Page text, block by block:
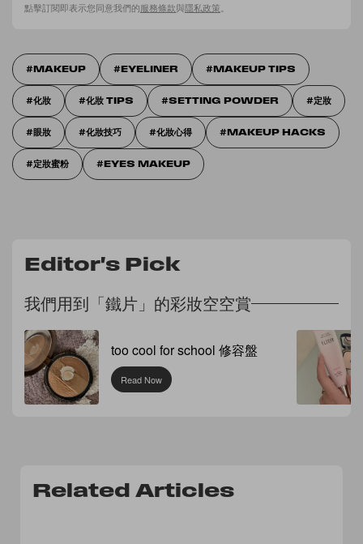
點擊訂閱即表示您同意我們的服務條款與隱私政策
MAKEUP EYELINER MAKEUP TIPS
化妝 化妝 TIPS SETTING POWDER 定妝
眼妝 化妝技巧 化妝心得 MAKEUP HACKS
定妝蜜粉 EYES MAKEUP
Editor's Pick
我們用到「鐵片」的彩妝空空賞
too cool for school 修容盤
Read Now
Related Articles